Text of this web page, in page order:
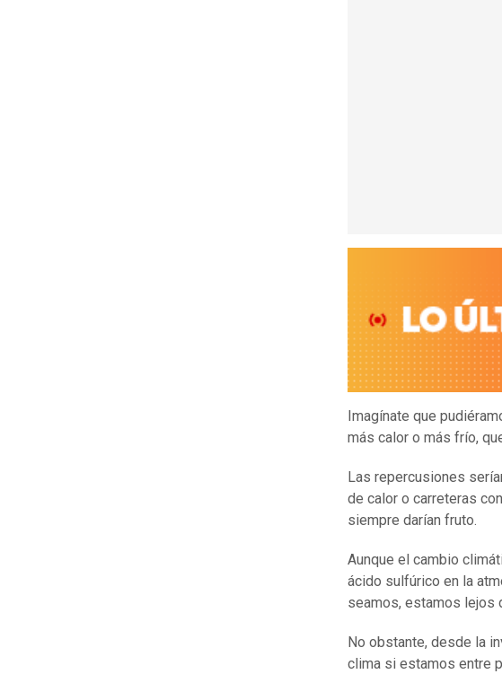
Imagínate que
más calor o más frío,
Las repercusiones
de calor o carreteras
siempre darían fruto.
Aunque el cambio
ácido sulfúrico en la
seamos, estamos lejos
No obstante, desde la
clima si estamos entre